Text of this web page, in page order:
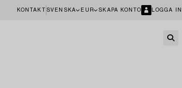
KONTAKT SVENSKA EUR SKAPA KONTO LOGGA IN